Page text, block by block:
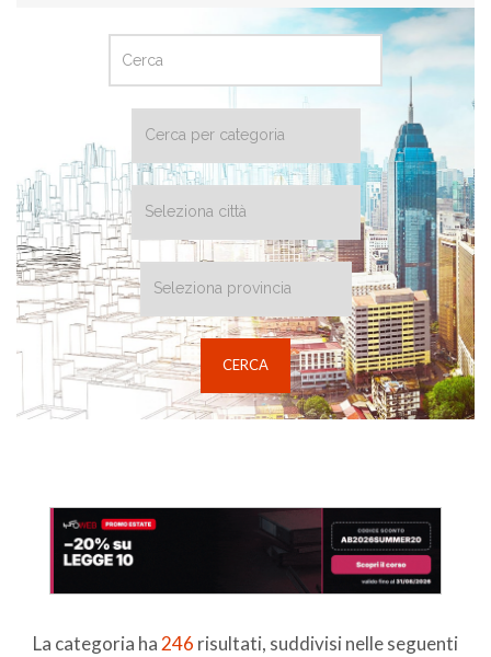
La categoria ha 246 risultati, suddivisi nelle seguenti